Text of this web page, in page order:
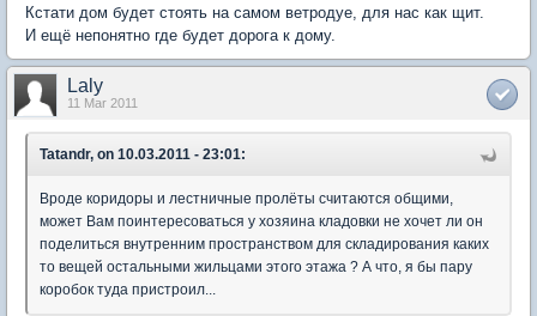
Кстати дом будет стоять на самом ветродуе, для нас как щит.
И ещё непонятно где будет дорога к дому.
Laly
11 Mar 2011
Tatandr, on 10.03.2011 - 23:01:
Вроде коридоры и лестничные пролёты считаются общими,
может Вам поинтересоваться у хозяина кладовки не хочет ли он
поделиться внутренним пространством для складирования каких
то вещей остальными жильцами этого этажа ? А что, я бы пару
коробок туда пристроил...